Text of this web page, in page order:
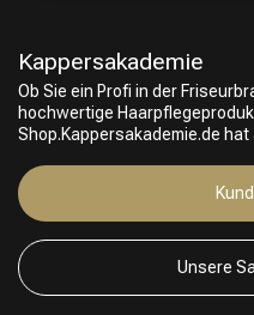
Kappersakademie
Ob Sie ein Profi in der
hochwertige
Shop.Kappersakademie.de
Unsere